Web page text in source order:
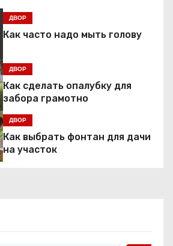
ДВОР
Как часто надо мыть голову
ДВОР
Как сделать опалубку для
забора грамотно
ДВОР
Как выбрать фонтан для дачи
на участок